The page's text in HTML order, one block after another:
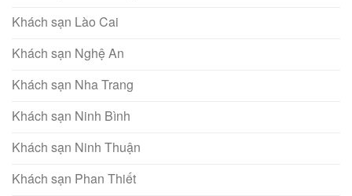
Khách sạn Lào Cai
Khách sạn Nghệ An
Khách sạn Nha Trang
Khách sạn Ninh Bình
Khách sạn Ninh Thuận
Khách sạn Phan Thiết